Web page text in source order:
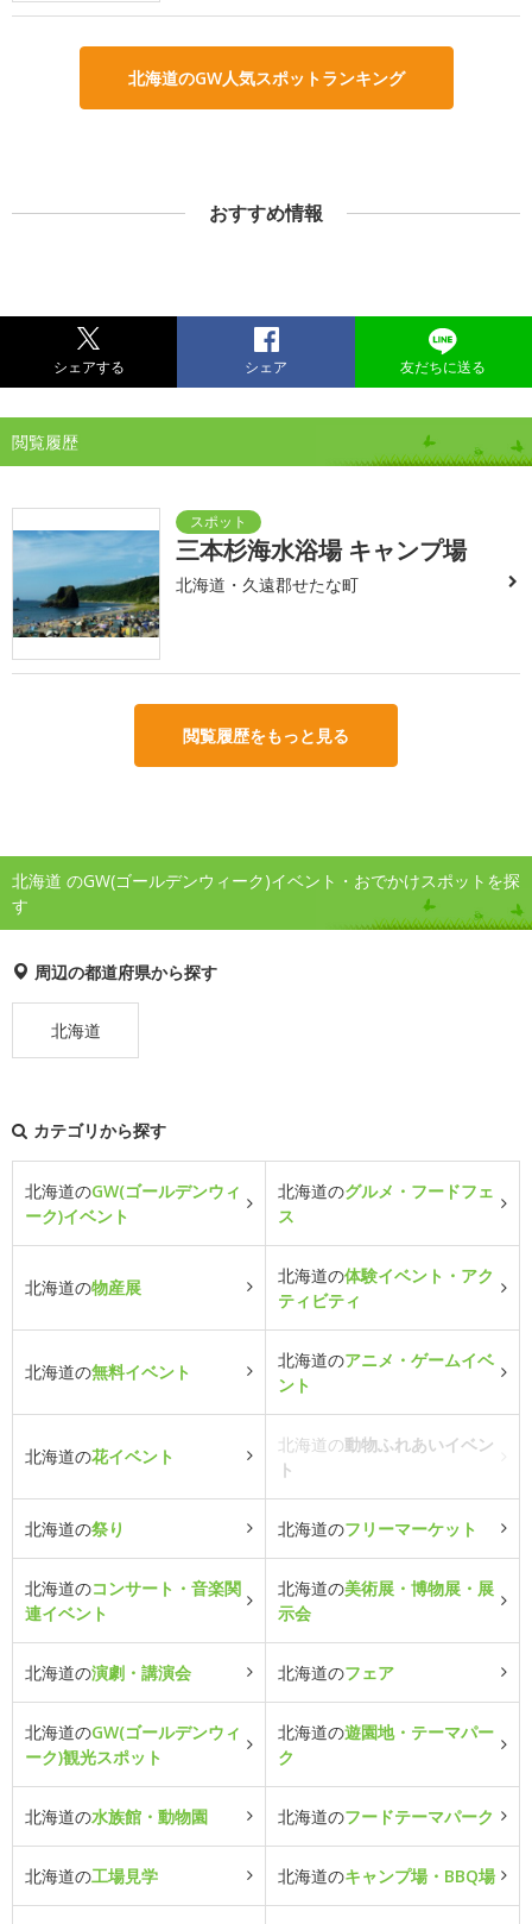
北海道のGW人気スポットランキング
おすすめ情報
シェアする シェア 友だちに送る
閲覧履歴
三本杉海水浴場 キャンプ場
北海道・久遠郡せたな町
閲覧履歴をもっと見る
北海道 のGW(ゴールデンウィーク)イベント・おでかけスポットを探
す
周辺の都道府県から探す
北海道
カテゴリから探す
北海道のGW(ゴールデンウィ
ーク)イベント
北海道のグルメ・フードフェ
ス
北海道の物産展
北海道の体験イベント・アク
ティビティ
北海道の無料イベント
北海道のアニメ・ゲームイベ
ント
北海道の花イベント
北海道の動物ふれあいイベン
ト
北海道の祭り 北海道のフリーマーケット
北海道のコンサート・音楽関
連イベント
北海道の美術展・博物展・展
示会
北海道の演劇・講演会 北海道のフェア
北海道のGW(ゴールデンウィ
ーク)観光スポット
北海道の遊園地・テーマパー
ク
北海道の水族館・動物園 北海道のフードテーマパーク
北海道の工場見学 北海道のキャンプ場・BBQ場